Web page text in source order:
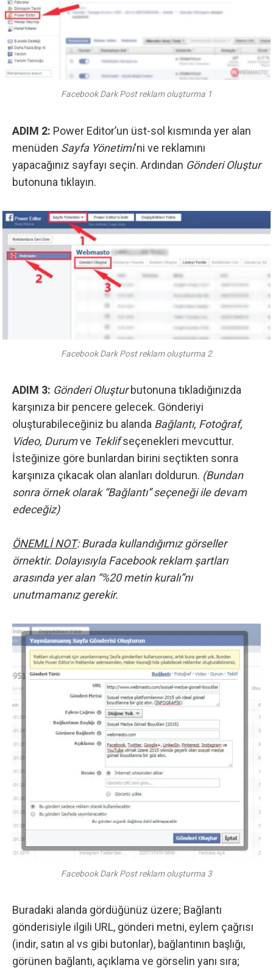
Facebook Dark Post reklam oluşturma 1
ADIM 2: Power Editor’un üst-sol kısmında yer alan
menüden Sayfa Yönetimi‘ni ve reklamını
yapacağınız sayfayı seçin. Ardından Gönderi Oluştur
butonuna tıklayın.
Facebook Dark Post reklam oluşturma 2
ADIM 3: Gönderi Oluşturbutonuna tıkladığınızda
karşınıza bir pencere gelecek. Gönderiyi
oluşturabileceğiniz bu alanda Bağlantı, Fotoğraf,
Video, Durumve Teklifseçenekleri mevcuttur.
İsteğinize göre bunlardan birini seçtikten sonra
karşınıza çıkacak olan alanları doldurun. (Bundan
sonra örnek olarak “Bağlantı” seçeneği ile devam
edeceğiz)
ÖNEMLİ NOT: Burada kullandığımız görseller
örnektir. Dolayısıyla Facebook reklam şartları
arasında yer alan “%20 metin kuralı”nı
unutmamanız gerekir.
Facebook Dark Post reklam oluşturma 3
Buradaki alanda gördüğünüz üzere; Bağlantı
gönderisiyle ilgili URL, gönderi metni, eylem çağrısı
(indir, satın al vs gibi butonlar), bağlantının başlığı,
görünen bağlantı, açıklama ve görselin yanı sıra;